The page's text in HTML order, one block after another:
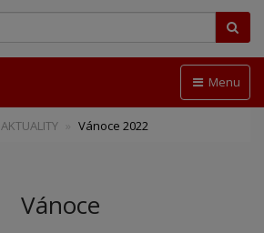
Menu
AKTUALITY Vánoce 2022
Vánoce